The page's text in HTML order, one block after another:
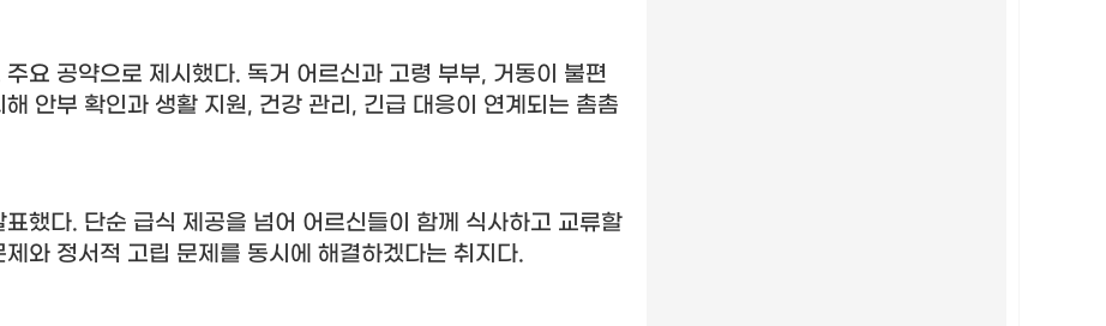
요 공약으로 제시했다. 독거 어르신과 고령 부부, 거동이 불편
안부 확인과 생활 지원, 건강 관리 , 긴급 대응이 연계되는 촘촘
표했다. 단순 급식 제공을 넘어 어르신들이 함께 식사하고 교류할
와 정서적 고립 문제를 동시에 해결하겠다는 취지다.